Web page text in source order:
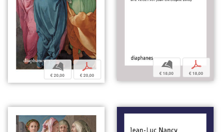
b
€ 20,00
p
€ 20,00
b
€ 18,00
p
€ 18,00